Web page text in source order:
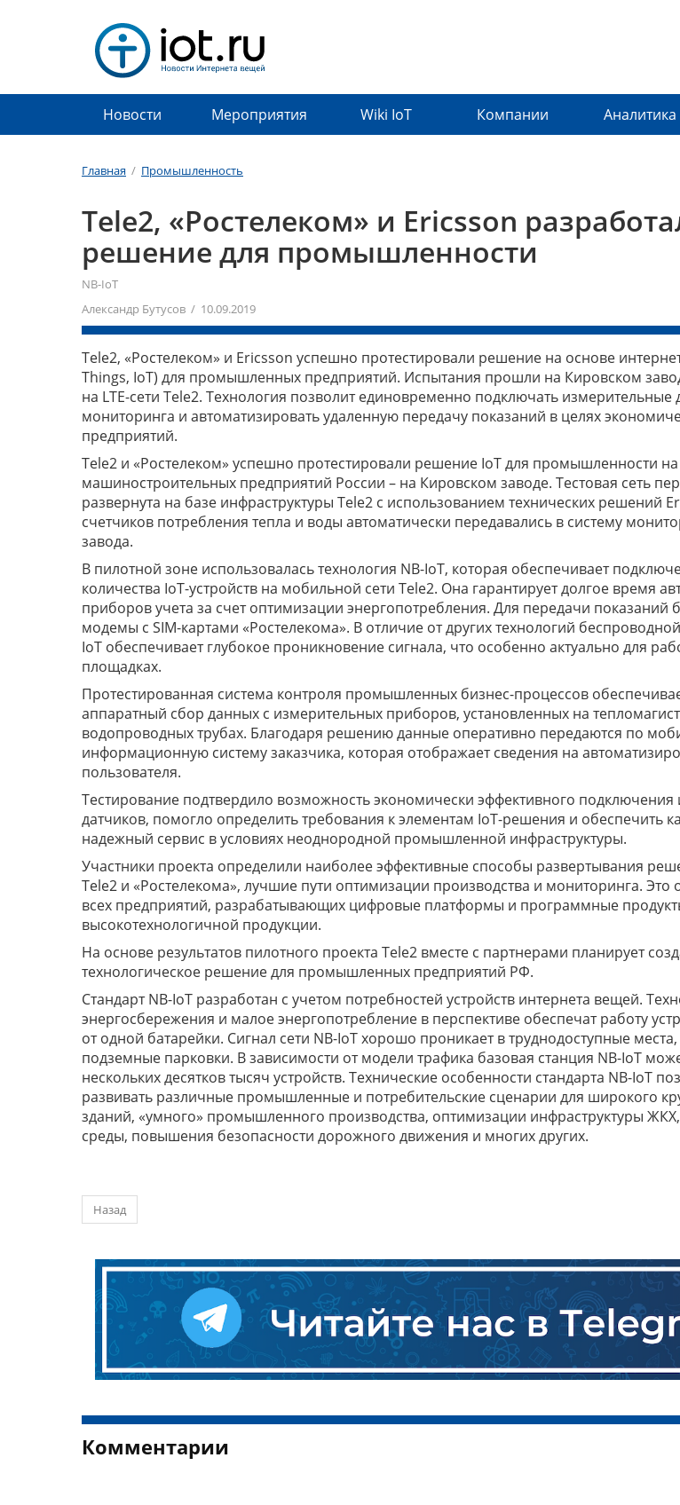
Новости Мероприятия Wiki IoT Компании Аналитика
Главная / Промышленность
Tele2, «Ростелеком» и Ericsson
решение для промышленности
NB-IoT
Александр Бутусов / 10.09.2019
Tele2, «Ростелеком» и Ericsson успешно протестировали решение на основе
Things, IoT) для промышленных предприятий. Испытания прошли на Кировском
на LTE-сети Tele2. Технология позволит единовременно подключать измерительные
мониторинга и автоматизировать удаленную передачу показаний в целях
предприятий.
Tele2 и «Ростелеком» успешно протестировали решение IoT для промышленности
машиностроительных предприятий России – на Кировском заводе. Тестовая сеть
развернута на базе инфраструктуры Tele2 с использованием технических решений
счетчиков потребления тепла и воды автоматически передавались в систему
завода.
В пилотной зоне использовалась технология NB-IoT, которая обеспечивает
количества IoT-устройств на мобильной сети Tele2. Она гарантирует долгое время
приборов учета за счет оптимизации энергопотребления. Для передачи показаний
модемы с SIM-картами «Ростелекома». В отличие от других технологий
IoT обеспечивает глубокое проникновение сигнала, что особенно актуально для
площадках.
Протестированная система контроля промышленных бизнес-процессов
аппаратный сбор данных с измерительных приборов, установленных на
водопроводных трубах. Благодаря решению данные оперативно передаются по
информационную систему заказчика, которая отображает сведения на
пользователя.
Тестирование подтвердило возможность экономически эффективного
датчиков, помогло определить требования к элементам IoT-решения и обеспечить
надежный сервис в условиях неоднородной промышленной инфраструктуры.
Участники проекта определили наиболее эффективные способы развертывания
Tele2 и «Ростелекома», лучшие пути оптимизации производства и мониторинга. Это
всех предприятий, разрабатывающих цифровые платформы и программные
высокотехнологичной продукции.
На основе результатов пилотного проекта Tele2 вместе с партнерами планирует
технологическое решение для промышленных предприятий РФ.
Стандарт NB-IoT разработан с учетом потребностей устройств интернета вещей.
энергосбережения и малое энергопотребление в перспективе обеспечат работу
от одной батарейки. Сигнал сети NB-IoT хорошо проникает в труднодоступные
подземные парковки. В зависимости от модели трафика базовая станция NB-IoT
нескольких десятков тысяч устройств. Технические особенности стандарта NB-IoT
развивать различные промышленные и потребительские сценарии для широкого
зданий, «умного» промышленного производства, оптимизации инфраструктуры
среды, повышения безопасности дорожного движения и многих других.
Назад
Комментарии